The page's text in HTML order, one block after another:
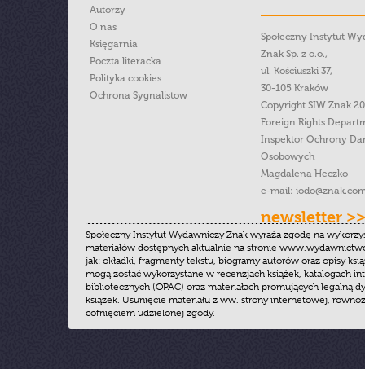
Autorzy
O nas
Księgarnia
Poczta literacka
Polityka cookies
Ochrona Sygnalistow
Społeczny Instytut
Znak Sp. z o.o.,
ul. Kościuszki 37,
30-105 Kraków
Copyright SIW Znak
Foreign Rights
Inspektor Ochrony
Osobowych
Magdalena Heczko
e-mail:
newsletter >>
Społeczny Instytut Wydawniczy Znak wyraża zgodę na
materiałów dostępnych aktualnie na stronie
jak: okładki, fragmenty tekstu, biogramy autorów oraz opisy
mogą zostać wykorzystane w recenzjach książek, katalogach
bibliotecznych (OPAC) oraz materiałach promujących legalną
książek. Usunięcie materiału z ww. strony internetowej,
cofnięciem udzielonej zgody.